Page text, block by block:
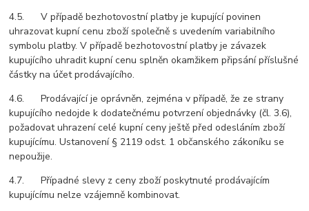
4.5. V případě bezhotovostní platby je kupující povinen
uhrazovat kupní cenu zboží společně s uvedením variabilního
symbolu platby. V případě bezhotovostní platby je závazek
kupujícího uhradit kupní cenu splněn okamžikem připsání příslušné
částky na účet prodávajícího.
4.6. Prodávající je oprávněn, zejména v případě, že ze strany
kupujícího nedojde k dodatečnému potvrzení objednávky (čl. 3.6),
požadovat uhrazení celé kupní ceny ještě před odesláním zboží
kupujícímu. Ustanovení § 2119 odst. 1 občanského zákoníku se
nepoužije.
4.7. Případné slevy z ceny zboží poskytnuté prodávajícím
kupujícímu nelze vzájemně kombinovat.